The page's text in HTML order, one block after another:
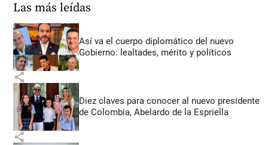
Las más leídas
Así va el cuerpo diplomático del nuevo
Gobierno: lealtades, mérito y políticos
share
Diez claves para conocer al nuevo presidente
de Colombia, Abelardo de la Espriella
share